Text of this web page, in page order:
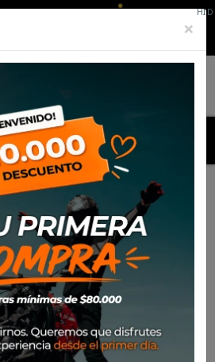
por marca
nuevos
1-24 de 99 artículo(s)
×